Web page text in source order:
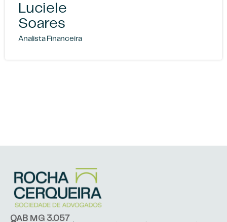
Luciele
Soares
Analista Financeira
OAB MG 3.057